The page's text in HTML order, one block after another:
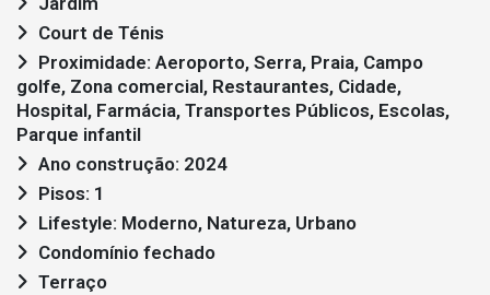
Court de Ténis
golfe, Zona comercial, Restaurantes, Cidade,
Hospital, Farmácia, Transportes Públicos, Escolas,
Parque infantil
Ano construção: 2024
Pisos: 1
Lifestyle: Moderno, Natureza, Urbano
Condomínio fechado
Terraço